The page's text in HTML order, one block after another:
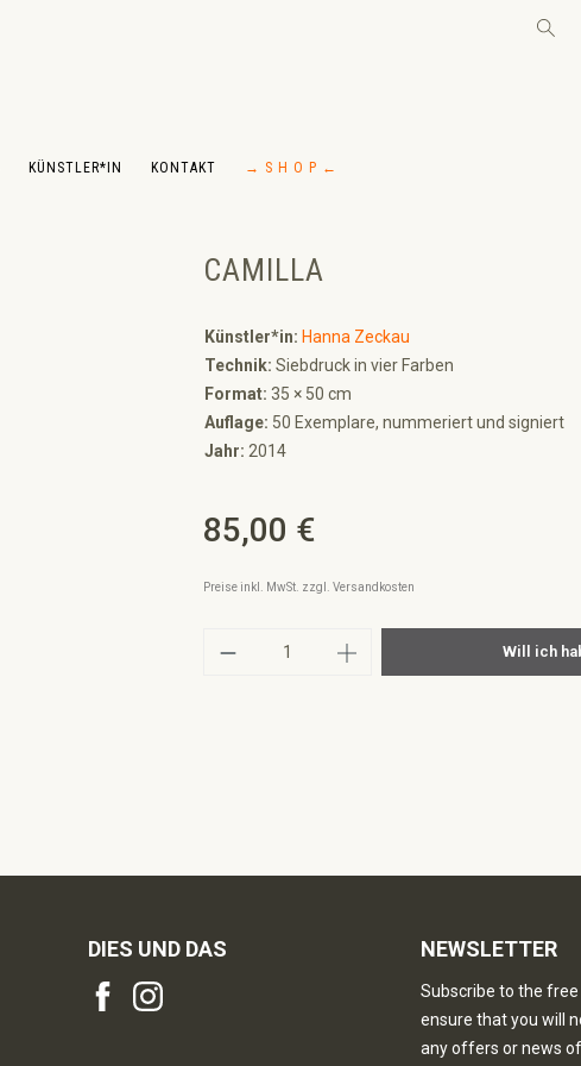
KÜNSTLER*IN KONTAKT → S H O P ←
CAMILLA
Künstler*in: Hanna Zeckau
Technik: Siebdruck in vier Farben
Format: 35 × 50 cm
Auflage: 50 Exemplare, nummeriert und signiert
Jahr: 2014
Regulärer Preis:
85,00 €
Preise inkl. MwSt. zzgl. Versandkosten
Produkt Anzahl: Gib denWill ich
DIES UND DAS NEWSLETTER
Subscribe to the
ensure that you will
any offers or news of